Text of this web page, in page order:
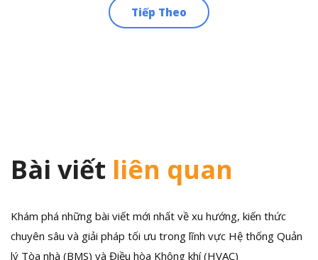
Tiếp Theo
Bài viết liên quan
Khám phá những bài viết mới nhất về xu hướng, kiến thức
chuyên sâu và giải pháp tối ưu trong lĩnh vực Hệ thống Quản
lý Tòa nhà (BMS) và Điều hòa Không khí (HVAC)